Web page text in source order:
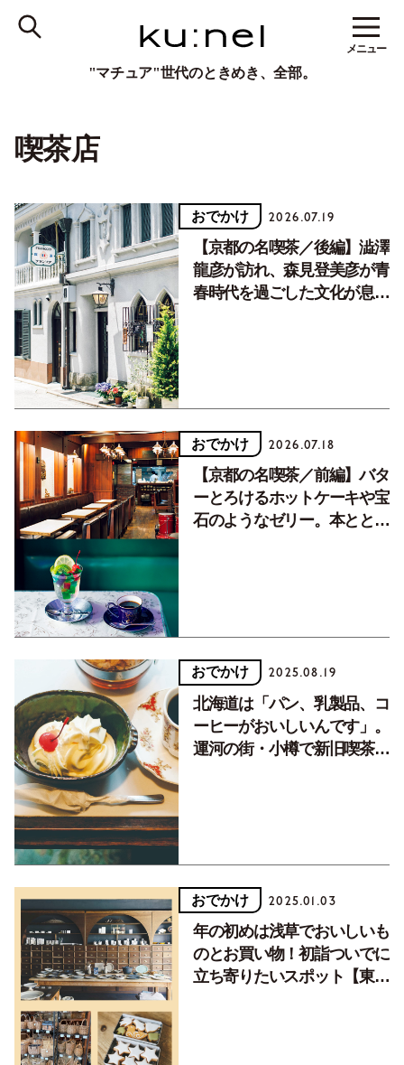
"マチュア"世代のときめき、全部。
メニュー
喫茶店
おでかけ 2026.07.19
【京都の名喫茶／後編】澁澤
龍彦が訪れ、森見登美彦が青
春時代を過ごした文化が息づ
おでかけ 2026.07.18
【京都の名喫茶／前編】バタ
ーとろけるホットケーキや宝
石のようなゼリー。本ととも
おでかけ 2025.08.19
北海道は「パン、乳製品、コ
ーヒーがおいしいんです」。
運河の街・小樽で新旧喫茶店
おでかけ 2025.01.03
年の初めは浅草でおいしいも
のとお買い物！初詣ついでに
立ち寄りたいスポット【東京